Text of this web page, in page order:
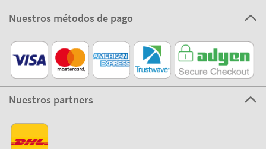
Nuestros métodos de pago
Nuestros partners